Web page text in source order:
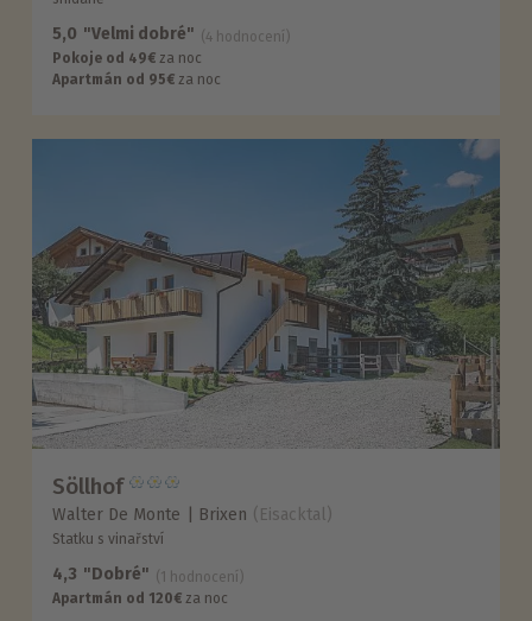
5,0 "Velmi dobré" (4 hodnocení)
Pokoje od 49€ za noc
Apartmán od 95€ za noc
Söllhof
Walter De Monte Brixen (Eisacktal)
Statku s vinařství
4,3 "Dobré" (1 hodnocení)
Apartmán od 120€ za noc